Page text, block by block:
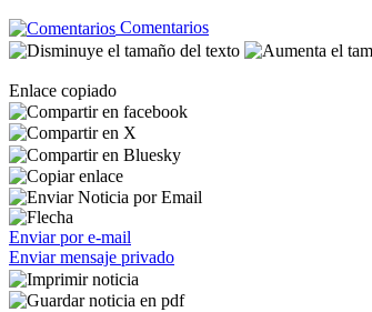
Comentarios
Enlace copiado
Enviar por e-mail
Enviar mensaje privado